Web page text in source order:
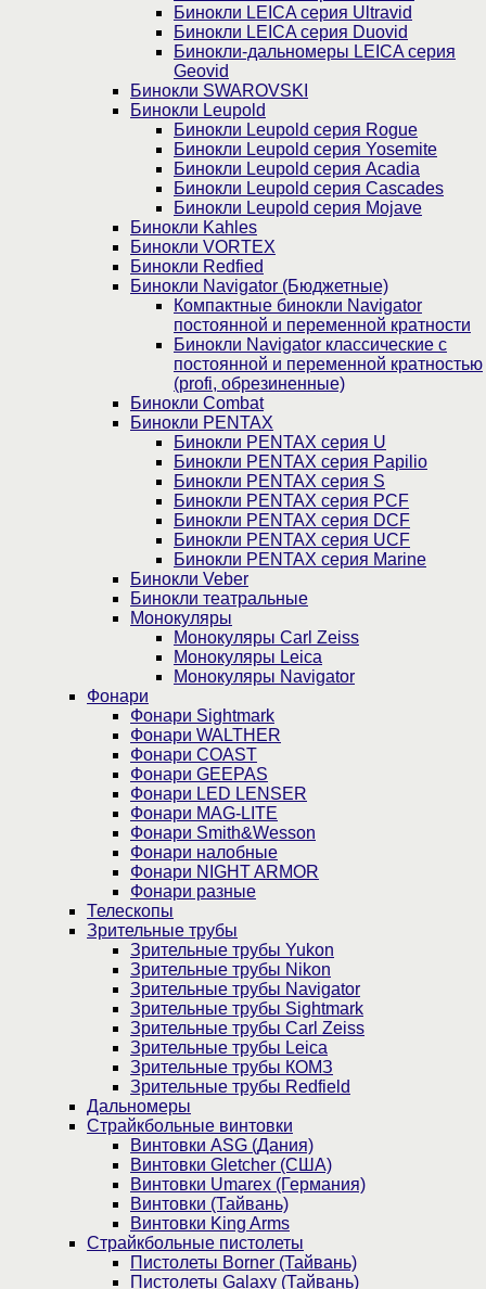
Бинокли LEICA серия Ultravid
Бинокли LEICA серия Duovid
Бинокли-дальномеры LEICA серия
Geovid
Бинокли SWAROVSKI
Бинокли Leupold
Бинокли Leupold серия Rogue
Бинокли Leupold серия Yosemite
Бинокли Leupold серия Acadia
Бинокли Leupold серия Cascades
Бинокли Leupold серия Mojave
Бинокли Kahles
Бинокли VORTEX
Бинокли Redfied
Бинокли Navigator (Бюджетные)
Компактные бинокли Navigator
постоянной и переменной кратности
Бинокли Navigator классические с
постоянной и переменной кратностью
(profi, обрезиненные)
Бинокли Combat
Бинокли PENTAX
Бинокли PENTAX серия U
Бинокли PENTAX серия Papilio
Бинокли PENTAX серия S
Бинокли PENTAX серия PCF
Бинокли PENTAX серия DCF
Бинокли PENTAX серия UCF
Бинокли PENTAX серия Marine
Бинокли Veber
Бинокли театральные
Монокуляры
Монокуляры Carl Zeiss
Монокуляры Leica
Монокуляры Navigator
Фонари
Фонари Sightmark
Фонари WALTHER
Фонари COAST
Фонари GEEPAS
Фонари LED LENSER
Фонари MAG-LITE
Фонари Smith&Wesson
Фонари налобные
Фонари NIGHT ARMOR
Фонари разные
Телескопы
Зрительные трубы
Зрительные трубы Yukon
Зрительные трубы Nikon
Зрительные трубы Navigator
Зрительные трубы Sightmark
Зрительные трубы Carl Zeiss
Зрительные трубы Leica
Зрительные трубы КОМЗ
Зрительные трубы Redfield
Дальномеры
Страйкбольные винтовки
Винтовки ASG (Дания)
Винтовки Gletcher (США)
Винтовки Umarex (Германия)
Винтовки (Тайвань)
Винтовки King Arms
Страйкбольные пистолеты
Пистолеты Borner (Тайвань)
Пистолеты Galaxy (Тайвань)